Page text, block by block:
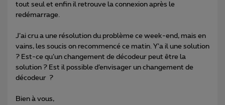
tout seul et enfin il retrouve la connexion après le
redémarrage.
J’ai cru a une résolution du problème ce week-end, mais en
vains, les soucis on recommencé ce matin. Y’a il une solution
? Est-ce qu’un changement de décodeur peut être la
solution ? Est il possible d’envisager un changement de
décodeur ?
Bien à vous,